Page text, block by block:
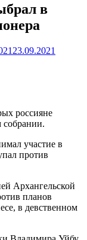
в
23.09.2021
россияне
собрании.
участие в
против
Архангельской
планов
в девственном